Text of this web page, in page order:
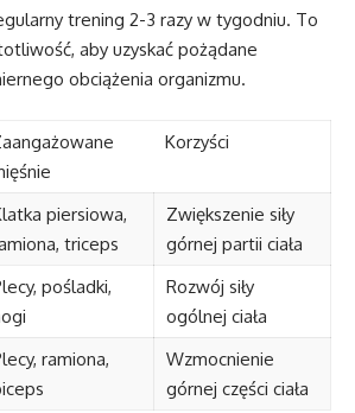
trening 2-3 razy w tygodniu. To
aby uzyskać pożądane
obciążenia organizmu.
Korzyści
piersiowa,
triceps
Zwiększenie siły
górnej partii ciała
pośladki,
Rozwój siły
ogólnej ciała
ramiona,
Wzmocnienie
górnej części ciała